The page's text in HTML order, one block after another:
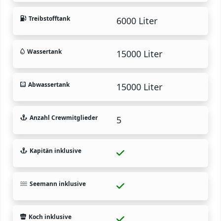
Treibstofftank 6000 Liter
Wassertank 15000 Liter
Abwassertank 15000 Liter
Anzahl Crewmitglieder 5
Kapitän inklusive
Seemann inklusive
Koch inklusive